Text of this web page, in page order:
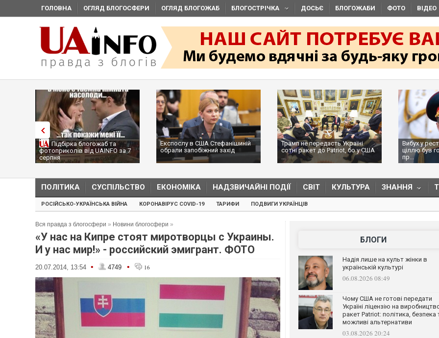
ГОЛОВНА ОГЛЯД БЛОГОСФЕРИ ОГЛЯД БЛОГОЖАБ БЛОГОСТРІЧКА ДОСЬЄ БЛОГОЖАБИ ФОТО ВІДЕО
Підбірка блогожаб та
фотоприколів від UAINFO за 7
серпня
Експослу в США Стефанішиній
обрали запобіжний захід
Трамп не передасть Україні
сотні ракет до Patriot, бо у США
Вибух у
ціллю був
пр...
ПОЛІТИКА СУСПІЛЬСТВО ЕКОНОМІКА НАДЗВИЧАЙНІ ПОДІЇ СВІТ КУЛЬТУРА ЗНАННЯ
РОСІЙСЬКО-УКРАЇНСЬКА ВІЙНА КОРОНАВІРУС COVID-19 ТАРИФИ ПОДВИГИ УКРАЇНЦІВ
Вся правда з блогосфери » Новини блогосфери »
«У нас на Кипре стоят миротворцы с Украины.
И у нас мир!» - российский эмигрант. ФОТО
20.07.2014, 13:54 • 4749 • 16
БЛОГИ
Надія лише на культ жінки в
українській культурі
06.08.2026 08:49
Чому США не готові передати
Україні ліцензію на
ракет Patriot: політика, безпека
можливі альтернативи
03.08.2026 20:24